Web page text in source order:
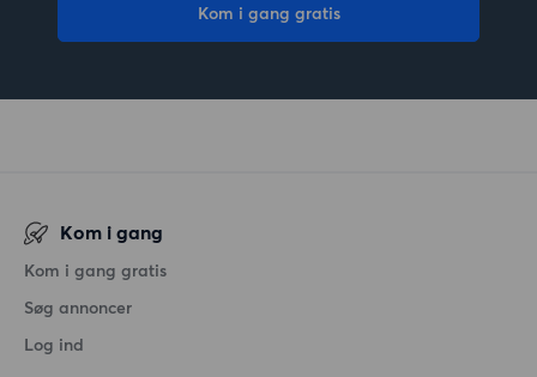
Kom i gang gratis
Kom i gang
Kom i gang gratis
Søg annoncer
Log ind